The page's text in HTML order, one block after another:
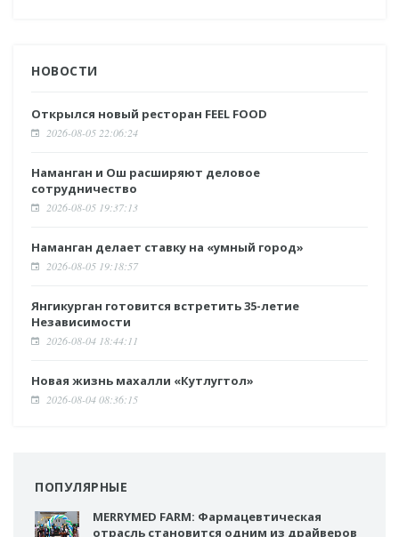
НОВОСТИ
Открылся новый ресторан FEEL FOOD
2026-08-05 22:06:24
Наманган и Ош расширяют деловое
сотрудничество
2026-08-05 19:37:13
Наманган делает ставку на «умный город»
2026-08-05 19:18:57
Янгикурган готовится встретить 35-летие
Независимости
2026-08-04 18:44:11
Новая жизнь махалли «Кутлугтол»
2026-08-04 08:36:15
ПОПУЛЯРНЫЕ
MERRYMED FARM: Фармацевтическая
отрасль становится одним из драйверов